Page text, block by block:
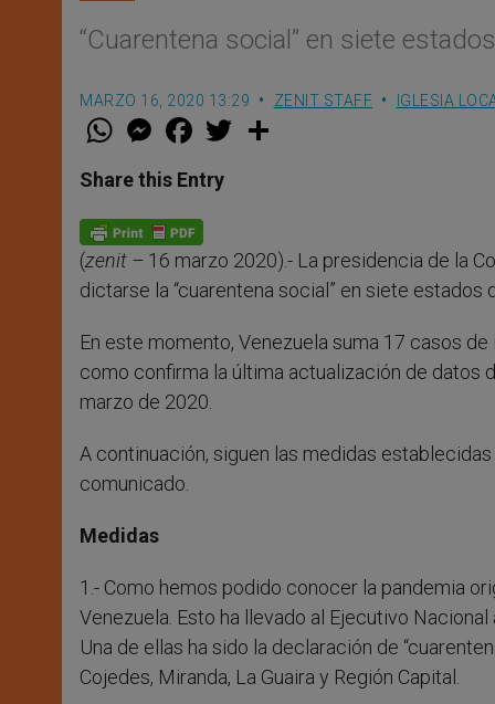
“Cuarentena social” en siete estados
MARZO 16, 2020 13:29 ZENIT STAFF IGLESIA
W
t
s
p
p
M
e
s
e
g
e
r
F
a
e
b
o
k
w
Share this Entry
(zenit – 16 marzo 2020).- La presidencia de la
dictarse la “cuarentena social” en siete
En este momento, Venezuela suma 17 casos
como confirma la última actualización de datos
marzo de 2020.
A continuación, siguen las medidas
comunicado.
Medidas
1.- Como hemos podido conocer la pandemia
Venezuela. Esto ha llevado al Ejecutivo
Una de ellas ha sido la declaración de
Cojedes, Miranda, La Guaira y Región Capital.